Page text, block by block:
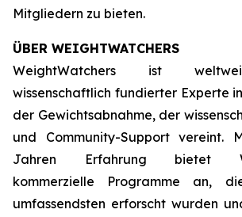
Mitgliedern zu bieten.
ÜBER WEIGHTWATCHERS
WeightWatchers ist
wissenschaftlich fundierter Experte
der Gewichtsabnahme, der
und Community-Support vereint.
Jahren Erfahrung bietet
kommerzielle Programme an,
umfassendsten erforscht wurden